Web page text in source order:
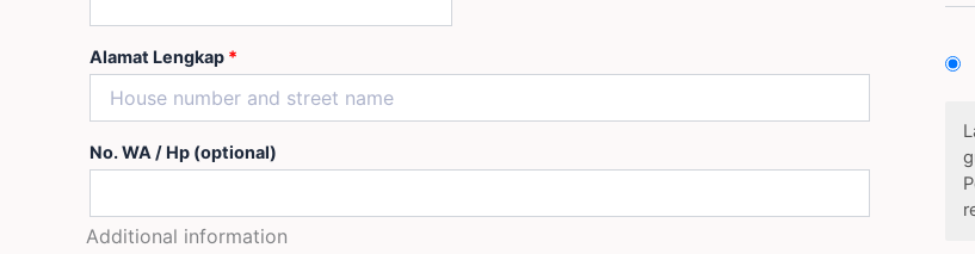
Alamat Lengkap *
No. WA / Hp (optional)
Additional information